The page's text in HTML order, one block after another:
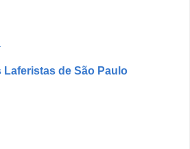
Laferistas de São Paulo